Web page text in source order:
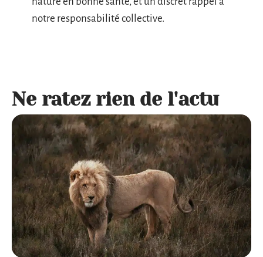
notre responsabilité collective.
Ne ratez rien de l'actu